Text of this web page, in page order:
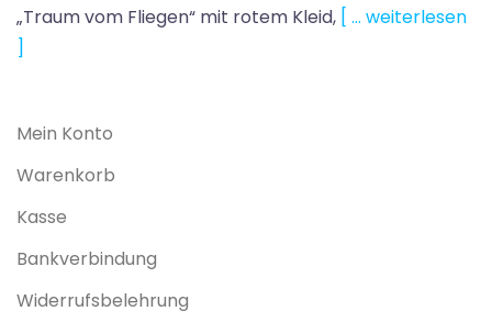
„Traum vom Fliegen“ mit rotem Kleid, [ … weiterlesen
]
Mein Konto
Warenkorb
Kasse
Bankverbindung
Widerrufsbelehrung